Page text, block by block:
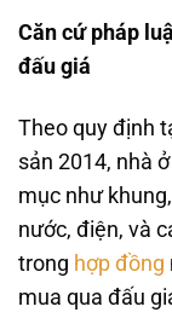
Căn cứ pháp
đấu giá
Theo quy định
sản 2014, nhà
mục như
nước, điện, và
trong hợp đồng
mua qua đấu